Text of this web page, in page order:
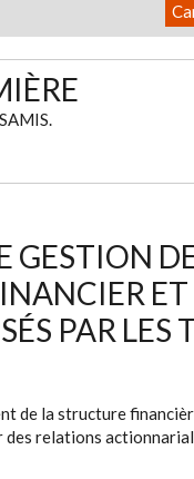
GESTION
ET
PAR LES
de la structure
relations